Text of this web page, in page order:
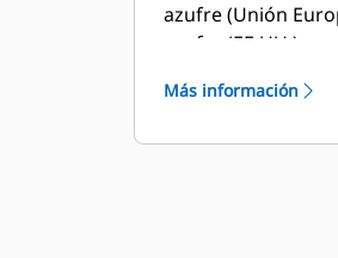
azufre (Unión
azufre (EE.UU.) y
tecnología. Los motores Cat® están
Más información